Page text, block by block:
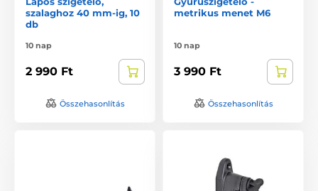
szalaghoz 40 mm-ig, 10
db
10 nap
2 990 Ft
Összehasonlítás
metrikus menet M6
10 nap
3 990 Ft
Összehasonlítás